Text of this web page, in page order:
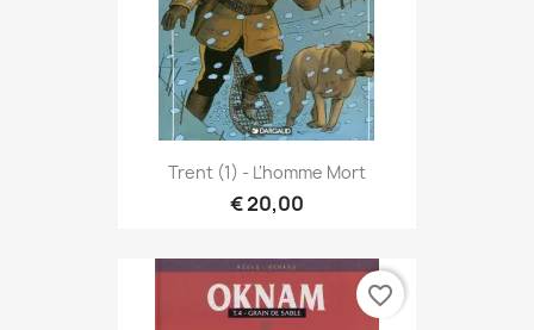
Trent (1) - L'homme Mort
€ 20,00
favorite_border